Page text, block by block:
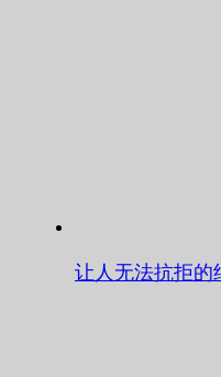
让人无法抗拒的